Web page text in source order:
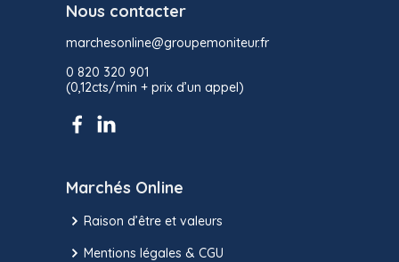
Nous contacter
marchesonline@groupemoniteur.fr
0 820 320 901
(0,12cts/min + prix d’un appel)
Marchés Online
Raison d’être et valeurs
Mentions légales & CGU